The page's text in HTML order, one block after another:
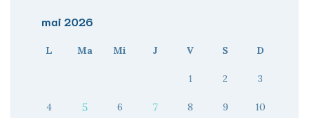
mai 2026
L Ma Mi J V S D
1 2 3
4 5 6 7 8 9 10